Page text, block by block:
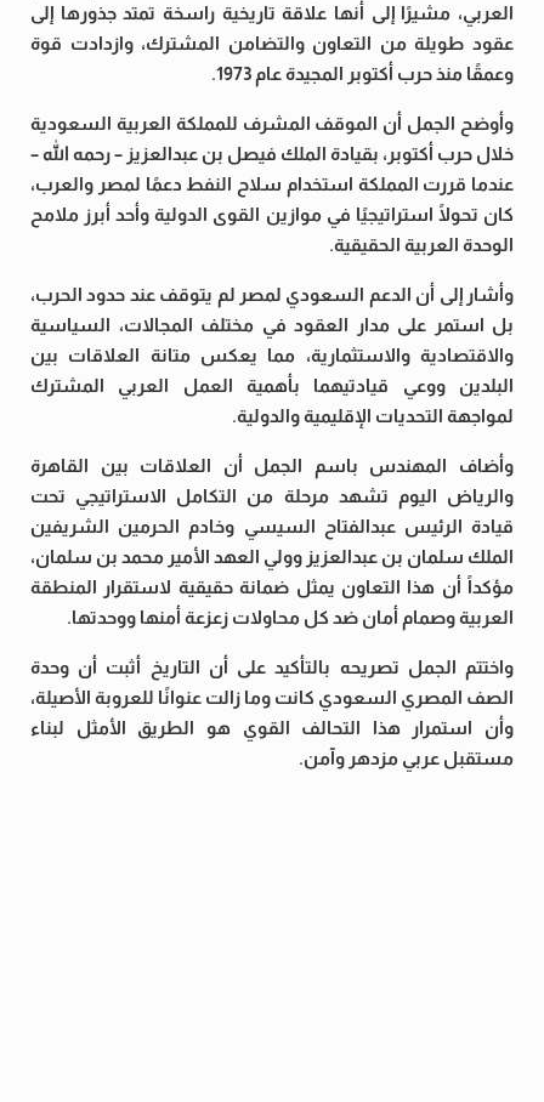
العربي، مشيرًا إلى أنها علاقة تاريخية راسخة تمتد جذورها إلى
عقود طويلة من التعاون والتضامن المشترك، وازدادت قوة
وعمقًا منذ حرب أكتوبر المجيدة عام 1973.
وأوضح الجمل أن الموقف المشرف للمملكة العربية السعودية
خلال حرب أكتوبر، بقيادة الملك فيصل بن عبدالعزيز – رحمه الله –
عندما قررت المملكة استخدام سلاح النفط دعمًا لمصر والعرب،
كان تحولًا استراتيجيًا في موازين القوى الدولية وأحد أبرز ملامح
الوحدة العربية الحقيقية.
وأشار إلى أن الدعم السعودي لمصر لم يتوقف عند حدود الحرب،
بل استمر على مدار العقود في مختلف المجالات، السياسية
والاقتصادية والاستثمارية، مما يعكس متانة العلاقات بين
البلدين ووعي قيادتيهما بأهمية العمل العربي المشترك
لمواجهة التحديات الإقليمية والدولية.
وأضاف المهندس باسم الجمل أن العلاقات بين القاهرة
والرياض اليوم تشهد مرحلة من التكامل الاستراتيجي تحت
قيادة الرئيس عبدالفتاح السيسي وخادم الحرمين الشريفين
الملك سلمان بن عبدالعزيز وولي العهد الأمير محمد بن سلمان،
مؤكداً أن هذا التعاون يمثل ضمانة حقيقية لاستقرار المنطقة
العربية وصمام أمان ضد كل محاولات زعزعة أمنها ووحدتها.
واختتم الجمل تصريحه بالتأكيد على أن التاريخ أثبت أن وحدة
الصف المصري السعودي كانت وما زالت عنوانًا للعروبة الأصيلة،
وأن استمرار هذا التحالف القوي هو الطريق الأمثل لبناء
مستقبل عربي مزدهر وآمن.